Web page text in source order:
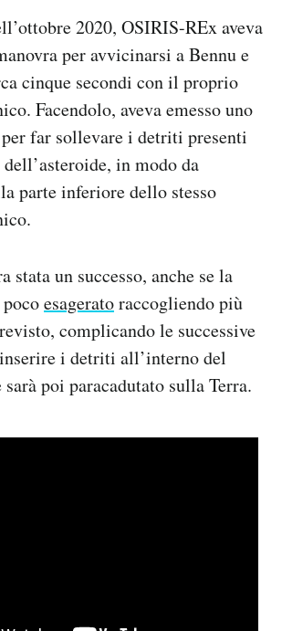
2020, OSIRIS-REx aveva
per avvicinarsi a Bennu e
cinque secondi con il proprio
Facendolo, aveva emesso uno
far sollevare i detriti presenti
in modo da
parte inferiore dello stesso
stata un successo, anche se la
pocoesageratoraccogliendo più
complicando le successive
i detriti all’interno del
poi paracadutato sulla Terra.